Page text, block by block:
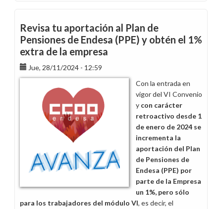
de
Pensiones
por
la
dirección
de
Endesa
y
su ‘sindical
partner’
Revisa tu aportación al Plan de
Pensiones de Endesa (PPE) y obtén el 1%
extra de la empresa
Jue, 28/11/2024 - 12:59
Con la entrada en
vigor del VI Convenio
y con carácter
retroactivo desde 1
de enero de 2024 se
incrementa la
aportación del Plan
de Pensiones de
Endesa (PPE) por
parte de la Empresa
un 1%, pero sólo
para los trabajadores del módulo VI, es decir, el